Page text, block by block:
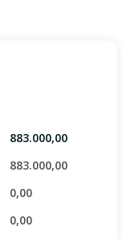
883.000,00
883.000,00
0,00
0,00